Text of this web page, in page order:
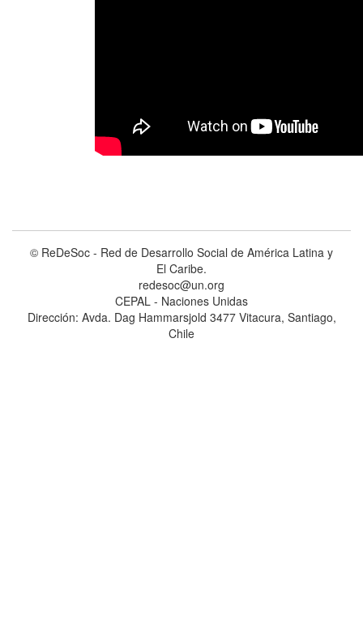
© ReDeSoc - Red de Desarrollo Social de América Latina y
El Caribe.
redesoc@un.org
CEPAL - Naciones Unidas
Dirección: Avda. Dag Hammarsjold 3477 Vitacura, Santiago,
Chile